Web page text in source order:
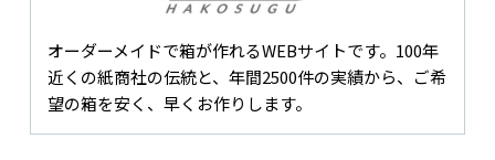
オーダーメイドで箱が作れるWEBサイトです。100年
近くの紙商社の伝統と、年間2500件の実績から、ご希
望の箱を安く、早くお作りします。